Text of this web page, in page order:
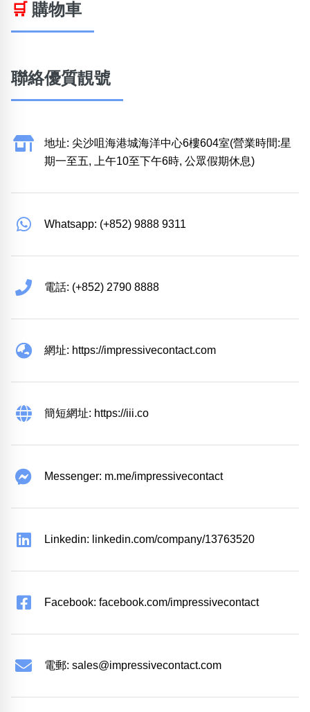
🛒 購物車
聯絡優質靚號
地址: 尖沙咀海港城海洋中心6樓604室(營業時間:星
期一至五, 上午10至下午6時, 公眾假期休息)
Whatsapp: (+852) 9888 9311
電話: (+852) 2790 8888
網址: https://impressivecontact.com
簡短網址: https://iii.co
Messenger: m.me/impressivecontact
Linkedin: linkedin.com/company/13763520
Facebook: facebook.com/impressivecontact
電郵: sales@impressivecontact.com